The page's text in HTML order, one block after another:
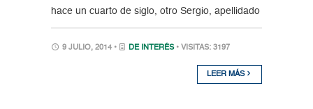
hace un cuarto de siglo, otro Sergio, apellidado
9 JULIO, 2014 • DE INTERÉS • VISITAS: 3197
LEER MÁS